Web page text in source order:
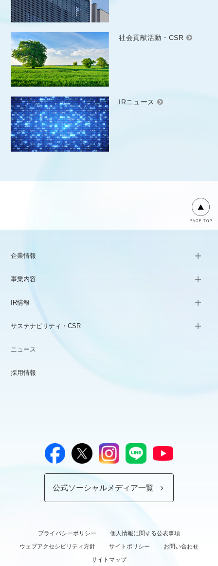
社会貢献活動・CSR
IRニュース
企業情報
事業内容
IR情報
サステナビリティ・CSR
ニュース
採用情報
公式ソーシャルメディア一覧
プライバシーポリシー
個人情報に関する公表事項
ウェブアクセシビリティ方針
サイトポリシー
お問い合わせ
サイトマップ